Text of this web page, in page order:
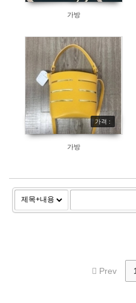
가방
가격 :
가방
Prev